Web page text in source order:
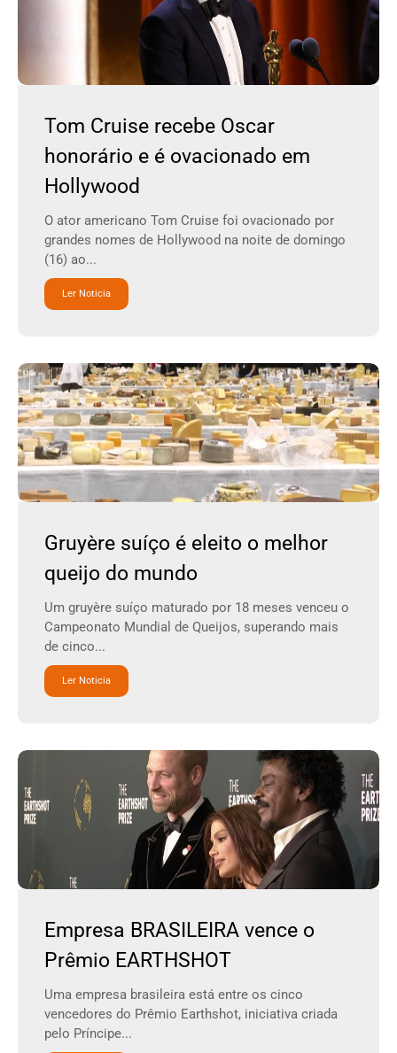
Tom Cruise recebe Oscar
honorário e é ovacionado em
Hollywood
O ator americano Tom Cruise foi ovacionado por
grandes nomes de Hollywood na noite de domingo
(16) ao...
Ler Noticia
Gruyère suíço é eleito o melhor
queijo do mundo
Um gruyère suíço maturado por 18 meses venceu o
Campeonato Mundial de Queijos, superando mais
de cinco...
Ler Noticia
Empresa BRASILEIRA vence o
Prêmio EARTHSHOT
Uma empresa brasileira está entre os cinco
vencedores do Prêmio Earthshot, iniciativa criada
pelo Príncipe...